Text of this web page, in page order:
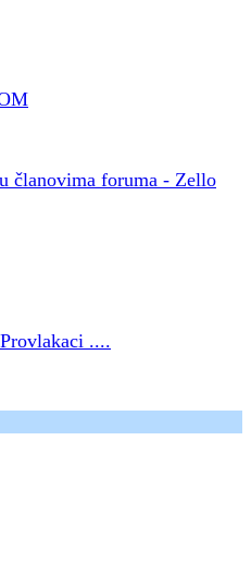
članovima foruma - Zello
....